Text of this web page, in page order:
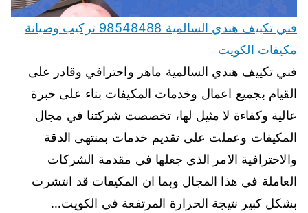
فني تكييف هندي السالمية 98548488 تركيب وصيانة
مكيفات الكويت
فني تكييف هندي السالمية ماهر واحترافي وقادر على
القيام بجميع اعمال وخدمات المكيفات بناء على خبرة
عالية وكفاءة لا مثيل لها، تخصصت شركتنا في مجال
المكيفات وعملت على تقديم خدمات بمنتهى الدقة
والاحترافية الامر الذي جعلها في مقدمة الشركات
العاملة في هذا المجال وبما ان المكيفات قد انتشرت
بشكل كبير نتيجة الحرارة المرتفعة في الكويت…